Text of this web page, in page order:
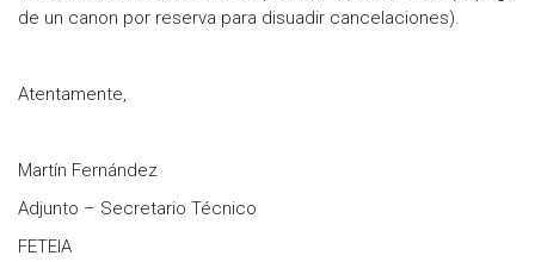
de un canon por reserva para disuadir cancelaciones).
Atentamente,
Martín Fernández
Adjunto – Secretario Técnico
FETEIA